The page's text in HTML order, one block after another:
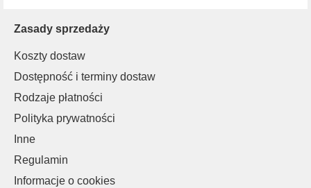
Zasady sprzedaży
Koszty dostaw
Dostępność i terminy dostaw
Rodzaje płatności
Polityka prywatności
Inne
Regulamin
Informacje o cookies